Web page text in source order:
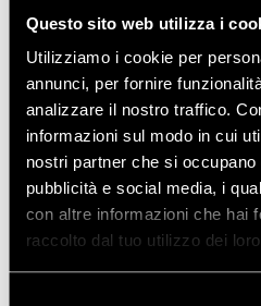
Questo sito web utilizza i
Utilizziamo i cookie per
annunci, per fornire
analizzare il nostro traffico.
informazioni sul modo in cui
nostri partner che si
pubblicità e social media, i
con altre informazioni che hai
raccolto dal tuo utilizzo dei
Mostrare
La vostra selezione
Prodotto
Catalizzatore
Manufacturer